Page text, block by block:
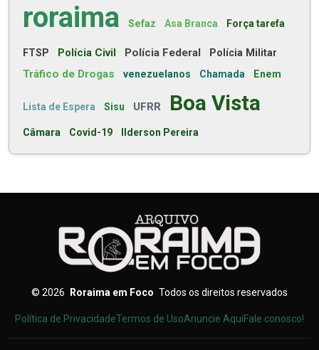
roraima Sefaz Asa Branca Força tarefa
FTSP Polícia Civil Polícia Federal Polícia Militar
Tráfico de Drogas venezuelanos Chamada Enem
Lista de Espera Sisu UFRR Boa Vista
Câmara Covid-19 Ilderson Pereira
© 2026 Roraima em Foco Todos os direitos reservados
Política de PrivacidadeTermos de UsoAnuncie AquiFale conosco!